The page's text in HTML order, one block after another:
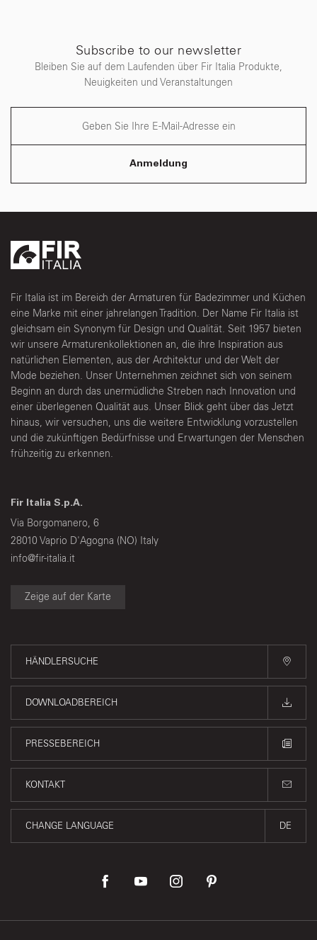
Subscribe to our newsletter
Bleiben Sie auf dem Laufenden über Fir Italia Produkte,
Neuigkeiten und Veranstaltungen
Anmeldung
Fir Italia ist im Bereich der Armaturen für Badezimmer und Küchen
eine Marke mit einer jahrelangen Tradition. Der Name Fir Italia ist
gleichsam ein Synonym für Design und Qualität. Seit 1957 bieten
wir unsere Armaturenkollektionen an, die ihre Inspiration aus
natürlichen Elementen, aus der Architektur und der Welt der
Mode beziehen. Unser Unternehmen zeichnet sich von seinem
Beginn an durch das unermüdliche Streben nach Innovation und
einer überlegenen Qualität aus. Unser Blick geht über das Jetzt
hinaus, wir versuchen, uns die weitere Entwicklung vorzustellen
und die zukünftigen Bedürfnisse und Erwartungen der Menschen
frühzeitig zu erkennen.
Fir Italia S.p.A.
Via Borgomanero, 6
28010 Vaprio D'Agogna (NO) Italy
info@fir-italia.it
Zeige auf der Karte
HÄNDLERSUCHE
DOWNLOADBEREICH
PRESSEBEREICH
KONTAKT
CHANGE LANGUAGE DE